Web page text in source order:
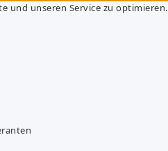
und unseren Service zu optimieren.